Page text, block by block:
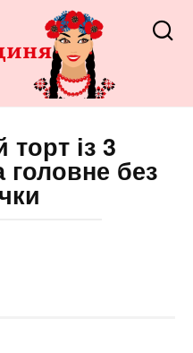
із 3
головне без